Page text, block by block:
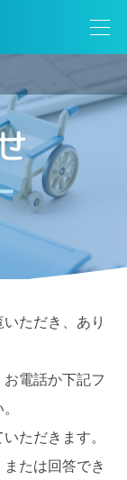
ただき、あり
電話か下記フ
ただきます。
たは回答でき